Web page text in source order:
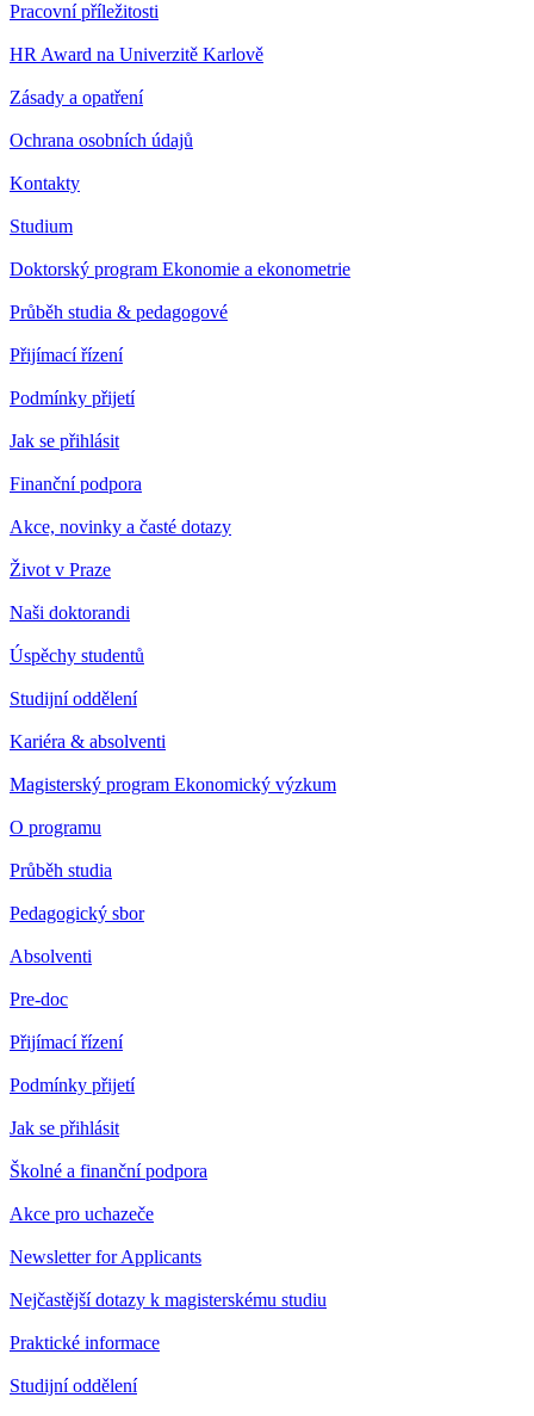
Pracovní příležitosti
HR Award na Univerzitě Karlově
Zásady a opatření
Ochrana osobních údajů
Kontakty
Studium
Doktorský program Ekonomie a ekonometrie
Průběh studia & pedagogové
Přijímací řízení
Podmínky přijetí
Jak se přihlásit
Finanční podpora
Akce, novinky a časté dotazy
Život v Praze
Naši doktorandi
Úspěchy studentů
Studijní oddělení
Kariéra & absolventi
Magisterský program Ekonomický výzkum
O programu
Průběh studia
Pedagogický sbor
Absolventi
Pre-doc
Přijímací řízení
Podmínky přijetí
Jak se přihlásit
Školné a finanční podpora
Akce pro uchazeče
Newsletter for Applicants
Nejčastější dotazy k magisterskému studiu
Praktické informace
Studijní oddělení